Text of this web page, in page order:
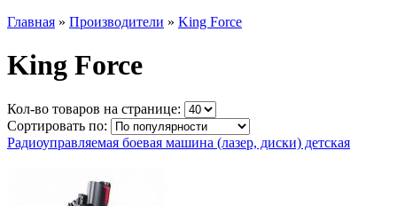
Главная » Производители » King Force
King Force
Кол-во товаров на странице:
Сортировать по:
Радиоуправляемая боевая машина (лазер, диски) детская